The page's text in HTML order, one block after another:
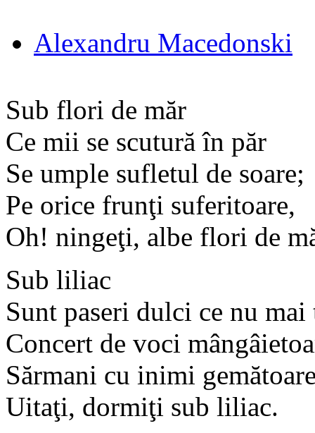
Alexandru Macedonski
Sub flori de măr
Ce mii se scutură în păr
Se umple sufletul de soare;
Pe orice frunţi suferitoare,
Oh! ningeţi, albe flori de
Sub liliac
Sunt paseri dulci ce nu mai
Concert de voci
Sărmani cu inimi
Uitaţi, dormiţi sub liliac.